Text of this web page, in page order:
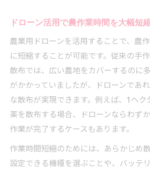
農業用ドローンがスマート農
データ活用で農業用ドローン
栽培管理に役立つドローンの
術
スマート農業の発展を支える
術
生育状況分析で精密農業を実
ン
ドローン活用で農作業時間を大幅短
農業用ドローンを活用することで、農
に短縮することが可能です。従来の手
散布では、広い農地をカバーするのに
がかかっていましたが、ドローンであ
な散布が実現できます。例えば、1ヘク
薬を散布する場合、ドローンならわず
作業が完了するケースもあります。
作業時間短縮のためには、あらかじめ
設定できる機種を選ぶことや、バッテ